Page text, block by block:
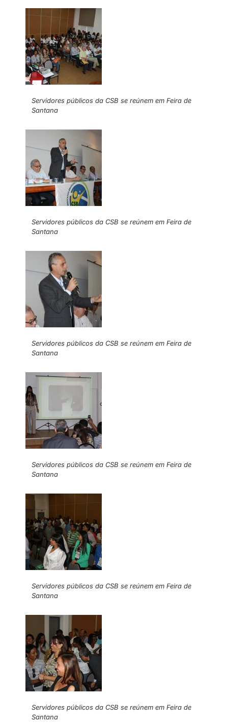
Servidores públicos da CSB se reúnem em Feira de
Santana
Servidores públicos da CSB se reúnem em Feira de
Santana
Servidores públicos da CSB se reúnem em Feira de
Santana
Servidores públicos da CSB se reúnem em Feira de
Santana
Servidores públicos da CSB se reúnem em Feira de
Santana
Servidores públicos da CSB se reúnem em Feira de
Santana